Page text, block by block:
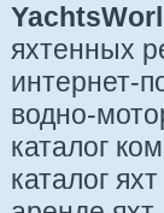
яхтенных
интернет-
водно-
каталог
каталог